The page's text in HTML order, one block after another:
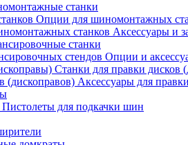
станки
Опции для шиномонтажных
Аксессуары и
станки
Опции и
Станки для правки дисков
Аксессуары для
Пистолеты для подкачки шин